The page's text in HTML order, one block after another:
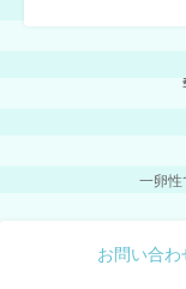
一卵性
お問い合わ